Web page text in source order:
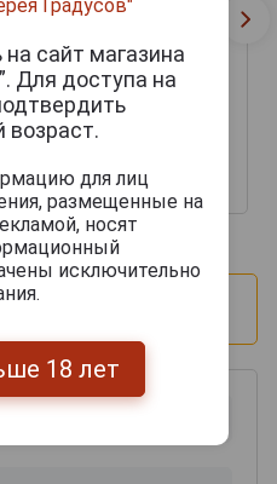
Chabot 1989 years
Арманьяк Шабо 1989г
19 215 руб.
Градусов"
сайт магазина
Для доступа на
возраст.
для лиц
размещенные на
носят
исключительно
18 лет